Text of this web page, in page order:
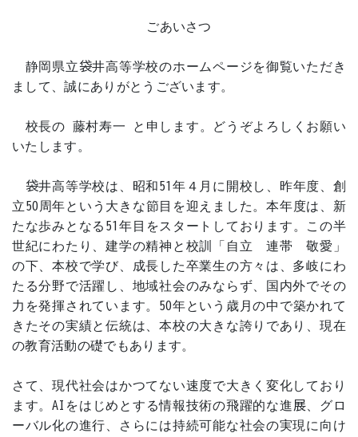
ごあいさつ
静岡県立袋井高等学校のホームページを御覧いただき
まして、誠にありがとうございます。
校長の 藤村寿一 と申します。どうぞよろしくお願い
いたします。
袋井高等学校は、昭和51年４月に開校し、昨年度、創
立50周年という大きな節目を迎えました。本年度は、新
たな歩みとなる51年目をスタートしております。この半
世紀にわたり、建学の精神と校訓「自立 連帯 敬愛」
の下、本校で学び、成長した卒業生の方々は、多岐にわ
たる分野で活躍し、地域社会のみならず、国内外でその
力を発揮されています。50年という歳月の中で築かれて
きたその実績と伝統は、本校の大きな誇りであり、現在
の教育活動の礎でもあります。
さて、現代社会はかつてない速度で大きく変化しており
ます。AIをはじめとする情報技術の飛躍的な進展、グロ
ーバル化の進行、さらには持続可能な社会の実現に向け